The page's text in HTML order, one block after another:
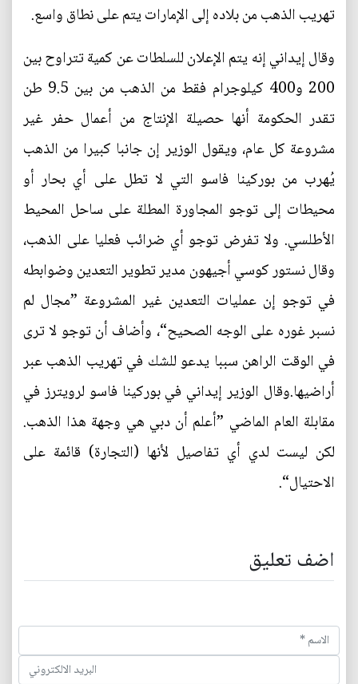
تهريب الذهب من بلاده إلى الإمارات يتم على نطاق واسع.
وقال إيداني إنه يتم الإعلان للسلطات عن كمية تتراوح بين
200 و400 كيلوجرام فقط من الذهب من بين 9.5 طن
تقدر الحكومة أنها حصيلة الإنتاج من أعمال حفر غير
مشروعة كل عام، ويقول الوزير إن جانبا كبيرا من الذهب
يُهرب من بوركينا فاسو التي لا تطل على أي بحار أو
محيطات إلى توجو المجاورة المطلة على ساحل المحيط
الأطلسي. ولا تفرض توجو أي ضرائب فعليا على الذهب،
وقال نستور كوسي أجيهون مدير تطوير التعدين وضوابطه
في توجو إن عمليات التعدين غير المشروعة ”مجال لم
نسبر غوره على الوجه الصحيح“، وأضاف أن توجو لا ترى
في الوقت الراهن سببا يدعو للشك في تهريب الذهب عبر
أراضيها.وقال الوزير إيداني في بوركينا فاسو لرويترز في
مقابلة العام الماضي ”أعلم أن دبي هي وجهة هذا الذهب.
لكن ليست لدي أي تفاصيل لأنها (التجارة) قائمة على
الاحتيال“.
اضف تعليق